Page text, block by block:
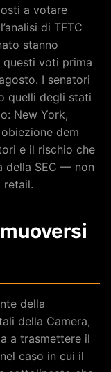
a votare
di TFTC
stanno
voti prima
I senatori
quelli degli stati
New York,
dem
e il rischio che
della SEC — non
retail.
della
della Camera,
a trasmettere il
caso in cui il